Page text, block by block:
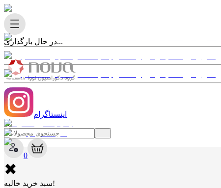
در حال بارگذاری...
✖
0
✖
سبد خرید خالیه!
اینستاگرام